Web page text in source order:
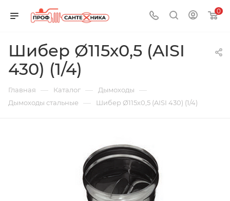
0
Шибер Ø115х0,5 (AISI
430) (1/4)
Главная — Каталог — Дымоходы —
Дымоходы стальные — Шибер Ø115х0,5 (AISI 430) (1/4)